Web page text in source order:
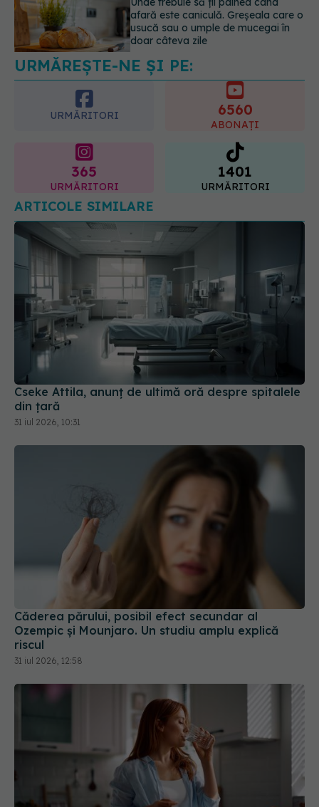
Adevărul despre tratamentul cu
doze mari de Vitamina D în cancerul
colorectal
06.08.2026, 08:06
URMĂREȘTE-NE ȘI PE:
URMĂRITORI
365 1401
URMĂRITORI
ARTICOLE SIMILARE
Cseke Attila, anunț de ultimă oră despre spitalele
din țară
31 iul 2026, 10:31
Căderea părului, posibil efect secundar al
Ozempic și Mounjaro. Un studiu amplu explică
EXCLUSIV